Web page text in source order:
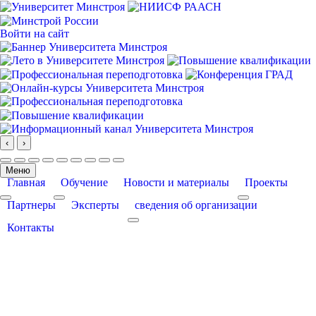
Войти на сайт
‹ ›
Меню
Главная
More about: Главная
Обучение
More about: Обучение
Новости и материалы Проекты
More about:
Партнеры Эксперты сведения об организации
More about: сведения об организации
Контакты